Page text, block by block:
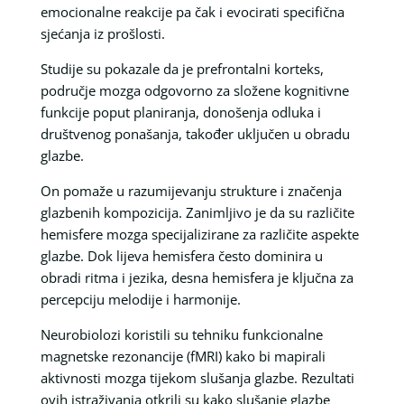
emocionalne reakcije pa čak i evocirati specifična
sjećanja iz prošlosti.
Studije su pokazale da je prefrontalni korteks,
područje mozga odgovorno za složene kognitivne
funkcije poput planiranja, donošenja odluka i
društvenog ponašanja, također uključen u obradu
glazbe.
On pomaže u razumijevanju strukture i značenja
glazbenih kompozicija. Zanimljivo je da su različite
hemisfere mozga specijalizirane za različite aspekte
glazbe. Dok lijeva hemisfera često dominira u
obradi ritma i jezika, desna hemisfera je ključna za
percepciju melodije i harmonije.
Neurobiolozi koristili su tehniku funkcionalne
magnetske rezonancije (fMRI) kako bi mapirali
aktivnosti mozga tijekom slušanja glazbe. Rezultati
ovih istraživanja otkrili su kako slušanje glazbe